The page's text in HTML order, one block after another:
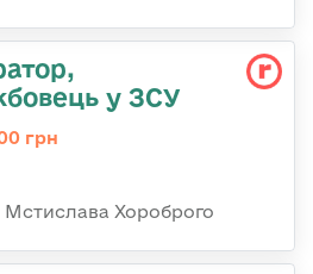
у ЗСУ
грн
Хороброго